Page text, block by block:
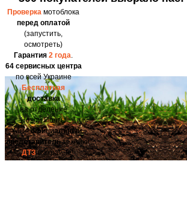
Проверка мотоблока
перед оплатой
(запустить,
осмотреть)
Гарантия 2 года.
64 сервисных центра
по всей Украине
Бесплатная
доставка
на отделение
Новой Почты
Мы -официальный
представительтехники
ДТЗв Украине!